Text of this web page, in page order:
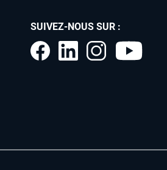
SUIVEZ-NOUS SUR :